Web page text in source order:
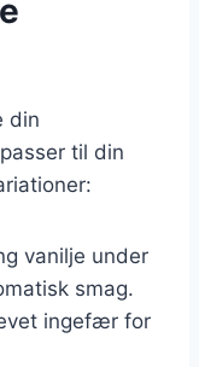
din
til din
vanilje under
smag.
ingefær for